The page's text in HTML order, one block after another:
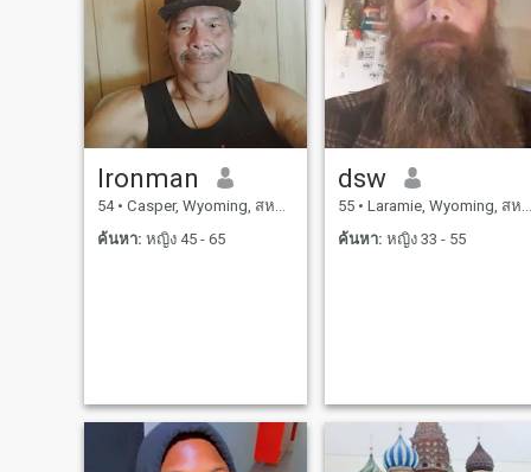
คุณสามารถได้รับวีซ่าสหรัฐฯ
หรือคุณมีวีซ้าสหราช
อาณาจักร นั่นเป็นข้อดีใหญ่
+++++++
Ironman
54 • Casper, Wyoming, สหรัฐอเมริกา
ค้นหา: หญิง 45 - 65
dsw
55 • Laramie, Wyoming, สหรัฐอเมริกา
ค้นหา: หญิง 33 - 55